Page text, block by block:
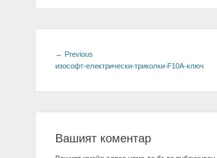
Навигация
← Previous
post:
изософт-електрически-триколки-F10A-ключ
Вашият коментар